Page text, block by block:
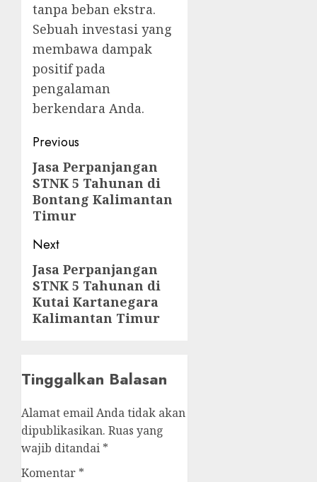
tanpa beban ekstra.
Sebuah investasi yang
membawa dampak
positif pada
pengalaman
berkendara Anda.
Post
navigation
Previous
Previous
post:
Jasa Perpanjangan
STNK 5 Tahunan di
Bontang Kalimantan
Timur
Next
Next
post:
Jasa Perpanjangan
STNK 5 Tahunan di
Kutai Kartanegara
Kalimantan Timur
Tinggalkan Balasan
Alamat email Anda tidak akan
dipublikasikan. Ruas yang
wajib ditandai *
Komentar *